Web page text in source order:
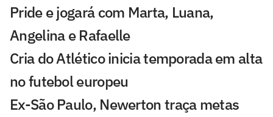
Pride e jogará com Marta, Luana,
Angelina e Rafaelle
Cria do Atlético inicia temporada em alta
no futebol europeu
Ex-São Paulo, Newerton traça metas